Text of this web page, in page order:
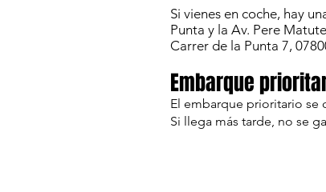
Si vienes en coche, hay
Punta y la Av. Pere
Carrer de la Punta 7,
Embarque
El embarque prioritario se
Si llega más tarde, no se